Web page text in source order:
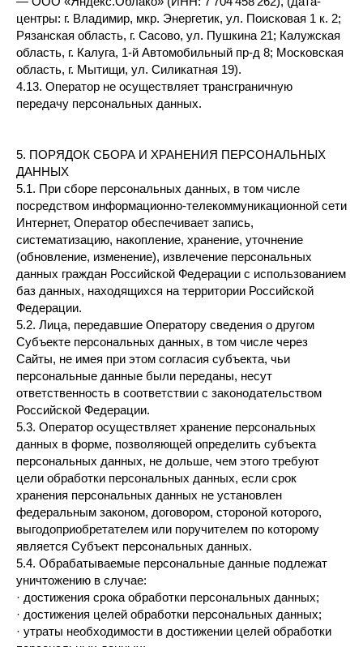
центры: г. Владимир, мкр. Энергетик, ул. Поисковая 1 к. 2;
Рязанская область, г. Сасово, ул. Пушкина 21; Калужская
область, г. Калуга, 1-й Автомобильный пр-д 8; Московская
область, г. Мытищи, ул. Силикатная 19).
4.13. Оператор не осуществляет трансграничную
передачу персональных данных.
5. ПОРЯДОК СБОРА И ХРАНЕНИЯ ПЕРСОНАЛЬНЫХ
ДАННЫХ
5.1. При сборе персональных данных, в том числе
посредством информационно-телекоммуникационной сети
Интернет, Оператор обеспечивает запись,
систематизацию, накопление, хранение, уточнение
(обновление, изменение), извлечение персональных
данных граждан Российской Федерации с использованием
баз данных, находящихся на территории Российской
Федерации.
5.2. Лица, передавшие Оператору сведения о другом
Субъекте персональных данных, в том числе через
Сайты, не имея при этом согласия субъекта, чьи
персональные данные были переданы, несут
ответственность в соответствии с законодательством
Российской Федерации.
5.3. Оператор осуществляет хранение персональных
данных в форме, позволяющей определить субъекта
персональных данных, не дольше, чем этого требуют
цели обработки персональных данных, если срок
хранения персональных данных не установлен
федеральным законом, договором, стороной которого,
выгодоприобретателем или поручителем по которому
является Субъект персональных данных.
5.4. Обрабатываемые персональные данные подлежат
уничтожению в случае:
· достижения срока обработки персональных данных;
· достижения целей обработки персональных данных;
· утраты необходимости в достижении целей обработки